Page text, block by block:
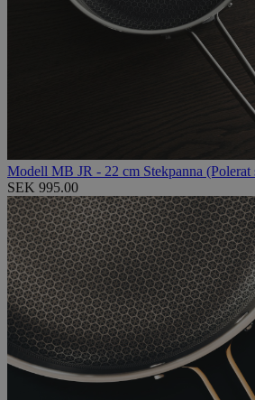
Modell MB JR - 22 cm Stekpanna (Polerat
SEK 995.00